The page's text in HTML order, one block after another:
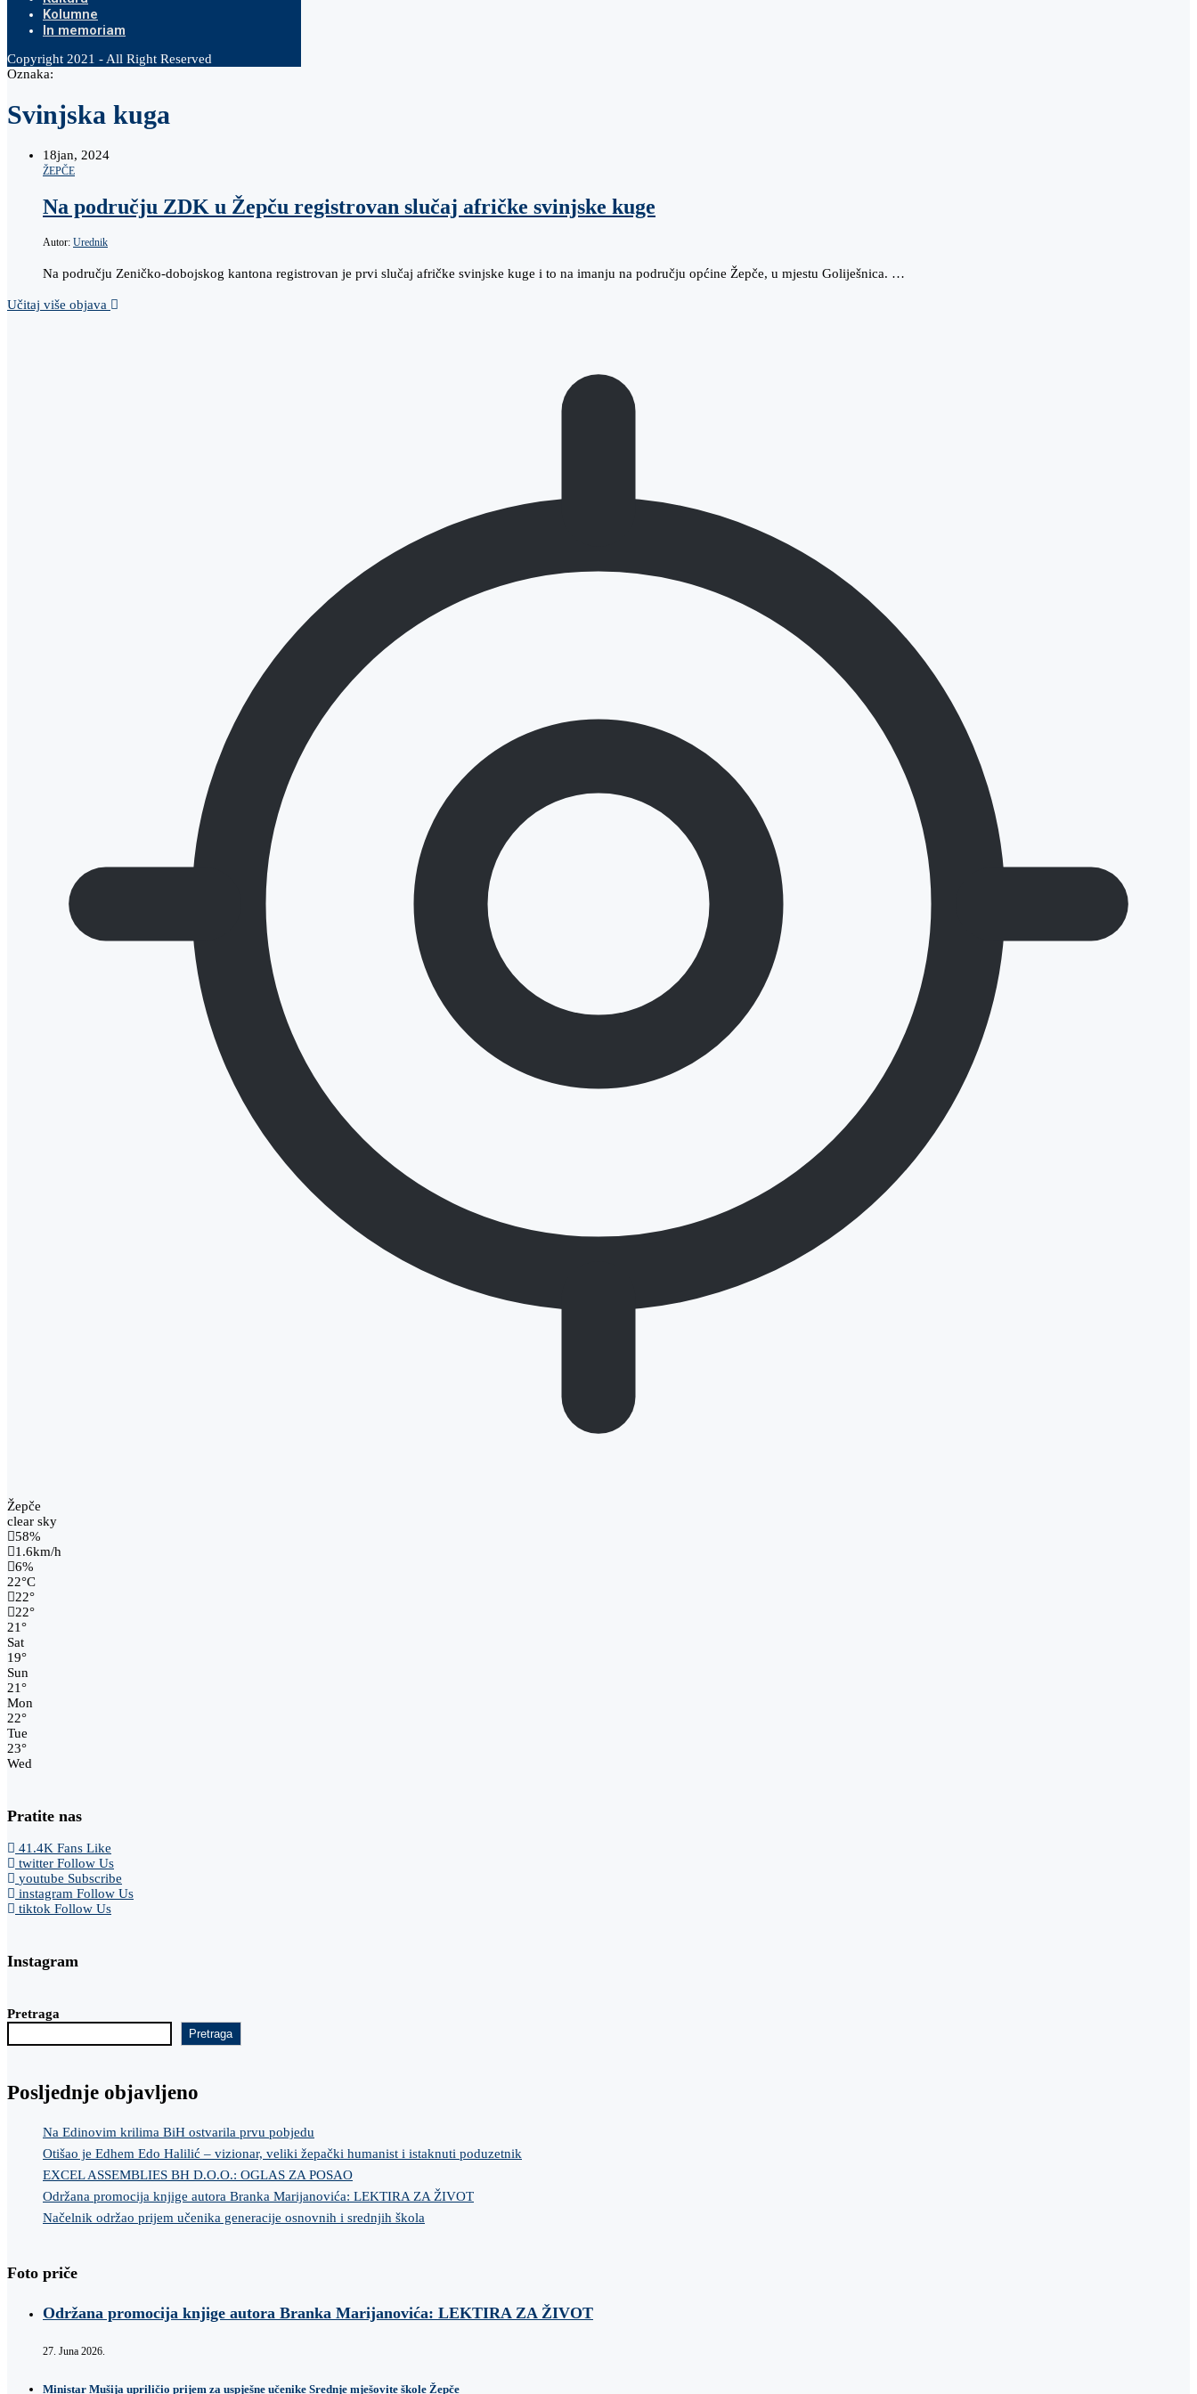
Kolumne
In memoriam
Copyright 2021 - All Right Reserved
Oznaka:
Svinjska kuga
18jan, 2024
ŽEPČE
Na području ZDK u Žepču registrovan slučaj afričke svinjske kuge
Autor: Urednik
Na području Zeničko-dobojskog kantona registrovan je prvi slučaj afričke svinjske kuge i to na imanju na području općine Žepče, u mjestu Goliješnica. …
Učitaj više objava
Žepče
clear sky
58%
1.6km/h
6%
22°C
22°
22°
21°
Sat
19°
Sun
21°
Mon
22°
Tue
23°
Wed
Pratite nas
41.4K Fans Like
twitter Follow Us
youtube Subscribe
instagram Follow Us
tiktok Follow Us
Instagram
Pretraga
Pretraga
Posljednje objavljeno
Na Edinovim krilima BiH ostvarila prvu pobjedu
Otišao je Edhem Edo Halilić – vizionar, veliki žepački humanist i istaknuti poduzetnik
EXCEL ASSEMBLIES BH D.O.O.: OGLAS ZA POSAO
Održana promocija knjige autora Branka Marijanovića: LEKTIRA ZA ŽIVOT
Načelnik održao prijem učenika generacije osnovnih i srednjih škola
Foto priče
Održana promocija knjige autora Branka Marijanovića: LEKTIRA ZA ŽIVOT
27. Juna 2026.
Ministar Mušija upriličio prijem za uspješne učenike Srednje mješovite škole Žepče